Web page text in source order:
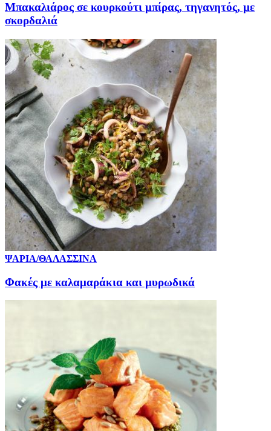
Μπακαλιάρος σε κουρκούτι μπίρας, τηγανητός, με
σκορδαλιά
ΨΑΡΙΑ/ΘΑΛΑΣΣΙΝΑ
Φακές με καλαμαράκια και μυρωδικά